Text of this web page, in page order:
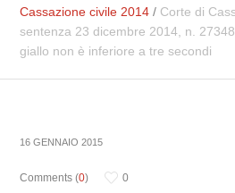
Cassazione civile 2014 / Corte di
sentenza 23 dicembre 2014, n.
giallo non è inferiore a tre secondi
16 GENNAIO 2015
Comments (0)
0